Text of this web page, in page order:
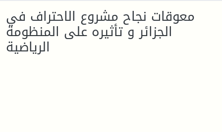
معوقات نجاح مشروع الاحتراف في
الجزائر و تأثيره على المنظومة
الرياضية